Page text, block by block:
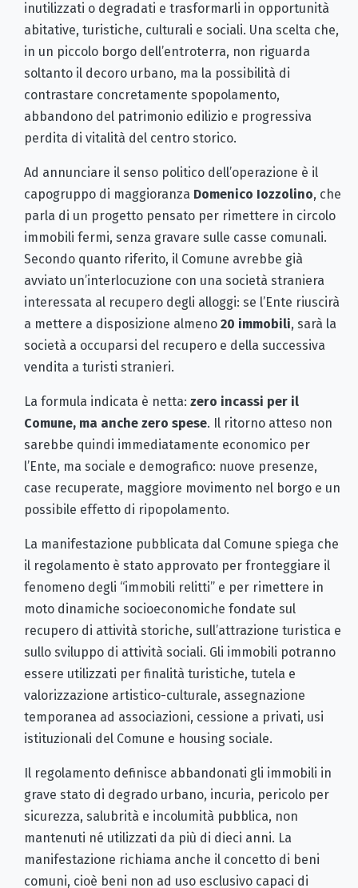
inutilizzati o degradati e trasformarli in opportunità
abitative, turistiche, culturali e sociali. Una scelta che,
in un piccolo borgo dell’entroterra, non riguarda
soltanto il decoro urbano, ma la possibilità di
contrastare concretamente spopolamento,
abbandono del patrimonio edilizio e progressiva
perdita di vitalità del centro storico.
Ad annunciare il senso politico dell’operazione è il
capogruppo di maggioranza Domenico Iozzolino, che
parla di un progetto pensato per rimettere in circolo
immobili fermi, senza gravare sulle casse comunali.
Secondo quanto riferito, il Comune avrebbe già
avviato un’interlocuzione con una società straniera
interessata al recupero degli alloggi: se l’Ente riuscirà
a mettere a disposizione almeno 20 immobili, sarà la
società a occuparsi del recupero e della successiva
vendita a turisti stranieri.
La formula indicata è netta: zero incassi per il
Comune, ma anche zero spese. Il ritorno atteso non
sarebbe quindi immediatamente economico per
l’Ente, ma sociale e demografico: nuove presenze,
case recuperate, maggiore movimento nel borgo e un
possibile effetto di ripopolamento.
La manifestazione pubblicata dal Comune spiega che
il regolamento è stato approvato per fronteggiare il
fenomeno degli “immobili relitti” e per rimettere in
moto dinamiche socioeconomiche fondate sul
recupero di attività storiche, sull’attrazione turistica e
sullo sviluppo di attività sociali. Gli immobili potranno
essere utilizzati per finalità turistiche, tutela e
valorizzazione artistico-culturale, assegnazione
temporanea ad associazioni, cessione a privati, usi
istituzionali del Comune e housing sociale.
Il regolamento definisce abbandonati gli immobili in
grave stato di degrado urbano, incuria, pericolo per
sicurezza, salubrità e incolumità pubblica, non
mantenuti né utilizzati da più di dieci anni. La
manifestazione richiama anche il concetto di beni
comuni, cioè beni non ad uso esclusivo capaci di